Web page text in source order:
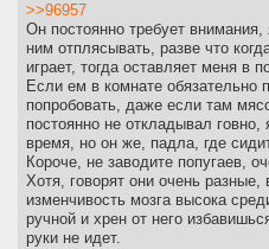
>>96957
Он постоянно требует
ним отплясывать, разве что
играет, тогда оставляет меня в
Если ем в комнате обязательно
попробовать, даже если там
постоянно не откладывал
время, но он же, падла, где
Короче, не заводите попугаев,
Хотя, говорят они очень разные,
изменчивость мозга высока
ручной и хрен от него
руки не идет.